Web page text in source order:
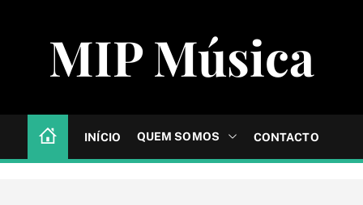
MIP Música
INÍCIO QUEM SOMOS CONTACTO